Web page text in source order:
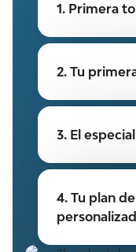
1. Primera
2. Tu
3. El
4. Tu plan